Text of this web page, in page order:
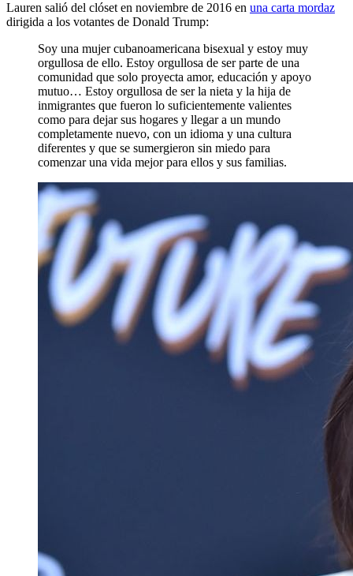
Lauren salió del clóset en noviembre de 2016 en una carta mordaz
dirigida a los votantes de Donald Trump:
Soy una mujer cubanoamericana bisexual y estoy muy
orgullosa de ello. Estoy orgullosa de ser parte de una
comunidad que solo proyecta amor, educación y apoyo
mutuo… Estoy orgullosa de ser la nieta y la hija de
inmigrantes que fueron lo suficientemente valientes
como para dejar sus hogares y llegar a un mundo
completamente nuevo, con un idioma y una cultura
diferentes y que se sumergieron sin miedo para
comenzar una vida mejor para ellos y sus familias.